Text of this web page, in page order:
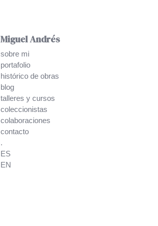
Miguel Andrés
sobre mi
portafolio
histórico de obras
blog
talleres y cursos
coleccionistas
colaboraciones
contacto
.
ES
EN